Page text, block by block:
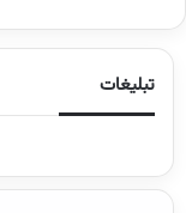
تبلیغات